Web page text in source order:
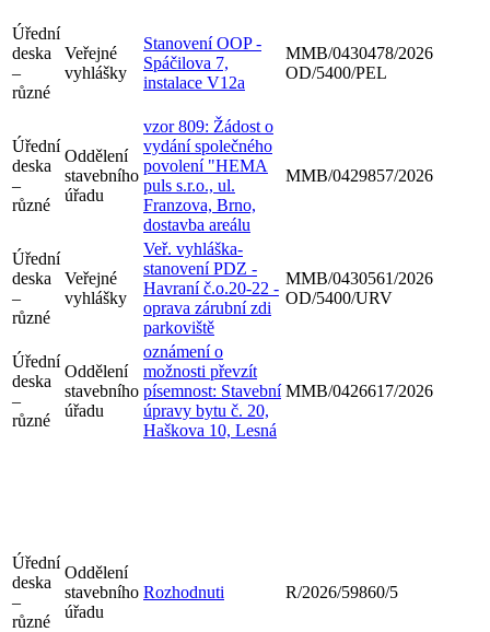
Úřední
deska
–
různé
Veřejné
vyhlášky
Stanovení OOP -
Spáčilova 7,
instalace V12a
MMB/0430478/2026
OD/5400/PEL
Úřední
deska
–
různé
Oddělení
stavebního
úřadu
vzor 809: Žádost o
vydání společného
povolení "HEMA
puls s.r.o., ul.
Franzova, Brno,
dostavba areálu
MMB/0429857/2026
Úřední
deska
–
různé
Veřejné
vyhlášky
Veř. vyhláška-
stanovení PDZ -
Havraní č.o.20-22 -
oprava zárubní zdi
parkoviště
MMB/0430561/2026
OD/5400/URV
Úřední
deska
–
různé
Oddělení
stavebního
úřadu
oznámení o
možnosti převzít
písemnost: Stavební
úpravy bytu č. 20,
Haškova 10, Lesná
MMB/0426617/2026
Úřední
deska
–
různé
Oddělení
stavebního
úřadu
Rozhodnuti R/2026/59860/5